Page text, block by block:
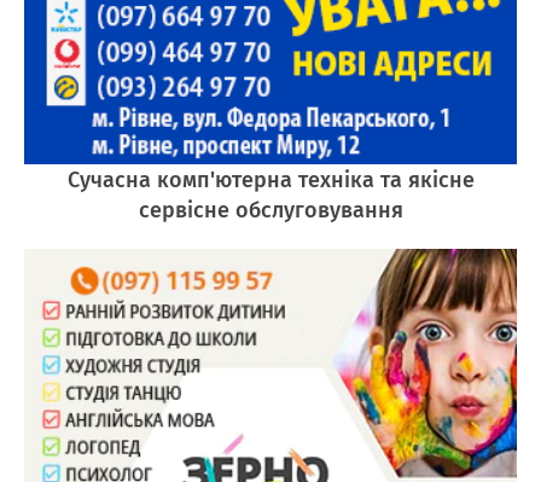
Сучасна комп'ютерна техніка та якісне
сервісне обслуговування